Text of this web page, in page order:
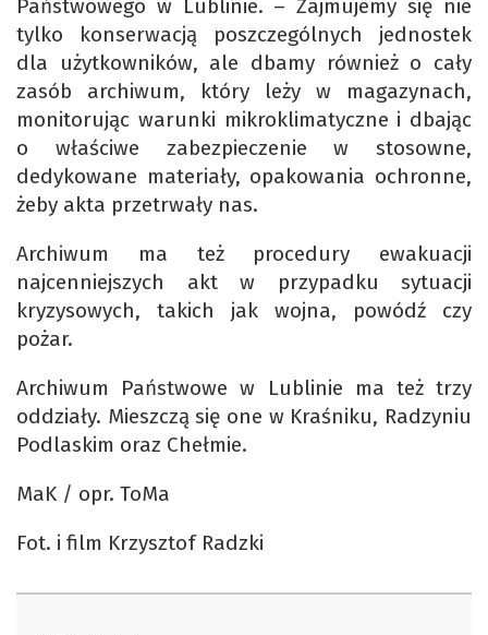
Państwowego w Lublinie. – Zajmujemy się nie
tylko konserwacją poszczególnych jednostek
dla użytkowników, ale dbamy również o cały
zasób archiwum, który leży w magazynach,
monitorując warunki mikroklimatyczne i dbając
o właściwe zabezpieczenie w stosowne,
dedykowane materiały, opakowania ochronne,
żeby akta przetrwały nas.
Archiwum ma też procedury ewakuacji
najcenniejszych akt w przypadku sytuacji
kryzysowych, takich jak wojna, powódź czy
pożar.
Archiwum Państwowe w Lublinie ma też trzy
oddziały. Mieszczą się one w Kraśniku, Radzyniu
Podlaskim oraz Chełmie.
MaK / opr. ToMa
Fot. i film Krzysztof Radzki